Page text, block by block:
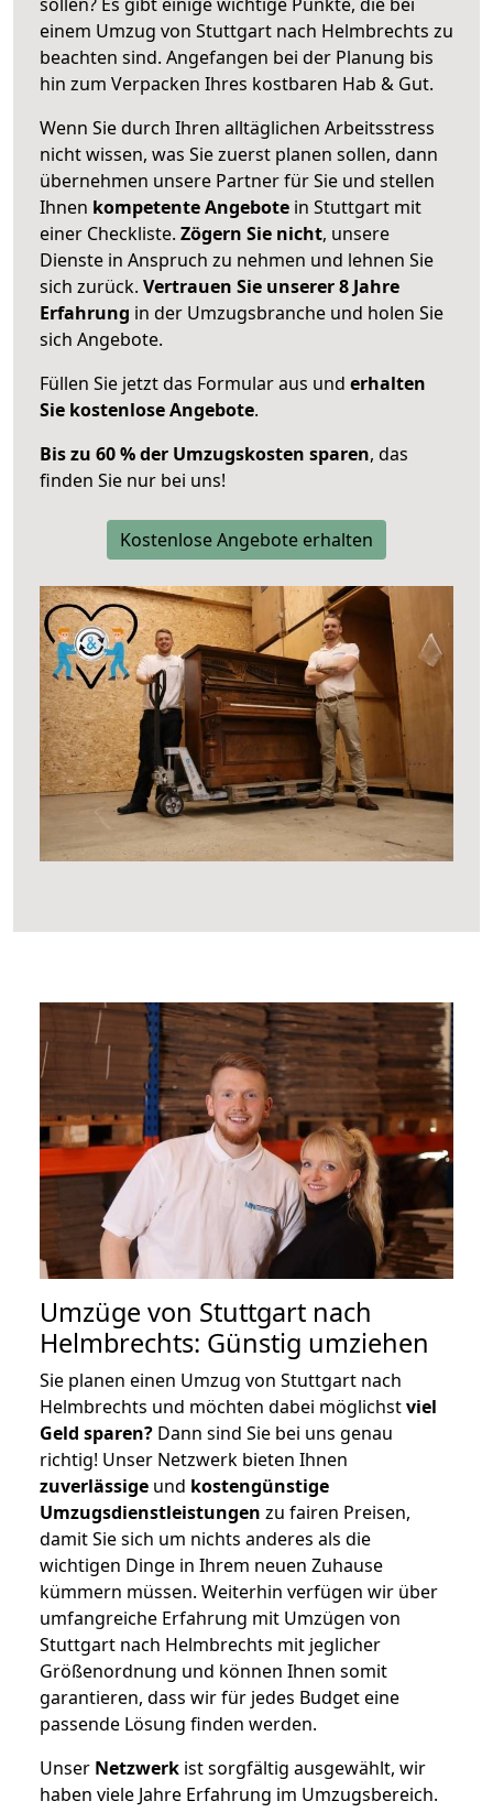
einem Umzug von Stuttgart nach Helmbrechts zu
beachten sind. Angefangen bei der Planung bis
hin zum Verpacken Ihres kostbaren Hab & Gut.
Wenn Sie durch Ihren alltäglichen Arbeitsstress
nicht wissen, was Sie zuerst planen sollen, dann
übernehmen unsere Partner für Sie und stellen
Ihnen kompetente Angebote in Stuttgart mit
einer Checkliste. Zögern Sie nicht, unsere
Dienste in Anspruch zu nehmen und lehnen Sie
sich zurück. Vertrauen Sie unserer 8 Jahre
Erfahrung in der Umzugsbranche und holen Sie
sich Angebote.
Füllen Sie jetzt das Formular aus und erhalten
Sie kostenlose Angebote.
Bis zu 60 % der Umzugskosten sparen, das
finden Sie nur bei uns!
Kostenlose Angebote erhalten
Umzüge von Stuttgart nach
Helmbrechts: Günstig umziehen
Sie planen einen Umzug von Stuttgart nach
Helmbrechts und möchten dabei möglichstviel
Geld sparen? Dann sind Sie bei uns genau
richtig! Unser Netzwerk bieten Ihnen
zuverlässige und kostengünstige
Umzugsdienstleistungen zu fairen Preisen,
damit Sie sich um nichts anderes als die
wichtigen Dinge in Ihrem neuen Zuhause
kümmern müssen. Weiterhin verfügen wir über
umfangreiche Erfahrung mit Umzügen von
Stuttgart nach Helmbrechts mit jeglicher
Größenordnung und können Ihnen somit
garantieren, dass wir für jedes Budget eine
passende Lösung finden werden.
Unser Netzwerk ist sorgfältig ausgewählt, wir
haben viele Jahre Erfahrung im Umzugsbereich.